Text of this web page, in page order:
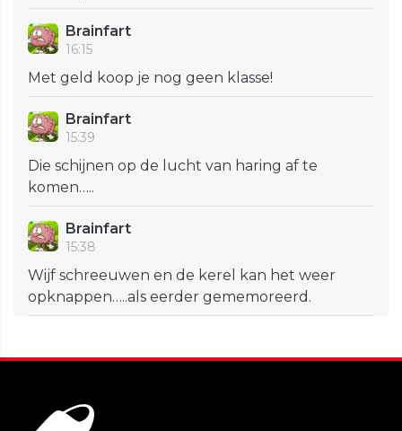
Brainfart
16:15
Met geld koop je nog geen klasse!
Brainfart
15:39
Die schijnen op de lucht van haring af te
komen…..
Brainfart
15:38
Wijf schreeuwen en de kerel kan het weer
opknappen…..als eerder gememoreerd.